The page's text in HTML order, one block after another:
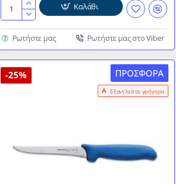
Μαχαίρι
μαύρο
σκληρό
με
ανοξείδωτη
λοξή
DICK
Καλάθι
Ρωτήστε μας Ρωτήστε μας στο Viber
ΠΡΟΣΦΟΡΆ
Εξαντλείται γρήγορα
-25%